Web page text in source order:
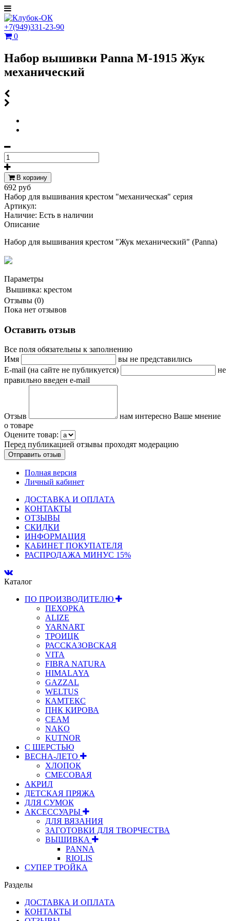
+7(949)331-23-90
0
Набор вышивки Panna М-1915 Жук
механический
В корзину
692 руб
Набор для вышивания крестом "механическая" серия
Артикул:
Наличие: Есть в наличии
Описание
Набор для вышивания крестом "Жук механический" (Panna)
Параметры
Вышивка: крестом
Отзывы (0)
Пока нет отзывов
Оставить отзыв
Все поля обязательны к заполнению
Имя
вы не представились
E-mail (на сайте не публикуется)
не
правильно введен e-mail
Отзыв
нам интересно Ваше мнение
о товаре
Оцените товар:
Перед публикацией отзывы проходят модерацию
Полная версия
Личный кабинет
ДОСТАВКА И ОПЛАТА
КОНТАКТЫ
ОТЗЫВЫ
СКИДКИ
ИНФОРМАЦИЯ
КАБИНЕТ ПОКУПАТЕЛЯ
РАСПРОДАЖА МИНУС 15%
Каталог
ПО ПРОИЗВОДИТЕЛЮ
ПЕХОРКА
ALIZE
YARNART
ТРОИЦК
РАССКАЗОВСКАЯ
VITA
FIBRA NATURA
HIMALAYA
GAZZAL
WELTUS
КАМТЕКС
ПНК КИРОВА
СЕАМ
NAKO
KUTNOR
С ШЕРСТЬЮ
ВЕСНА-ЛЕТО
ХЛОПОК
СМЕСОВАЯ
АКРИЛ
ДЕТСКАЯ ПРЯЖА
ДЛЯ СУМОК
АКСЕССУАРЫ
ДЛЯ ВЯЗАНИЯ
ЗАГОТОВКИ ДЛЯ ТВОРЧЕСТВА
ВЫШИВКА
PANNA
RIOLIS
СУПЕР ТРОЙКА
Разделы
ДОСТАВКА И ОПЛАТА
КОНТАКТЫ